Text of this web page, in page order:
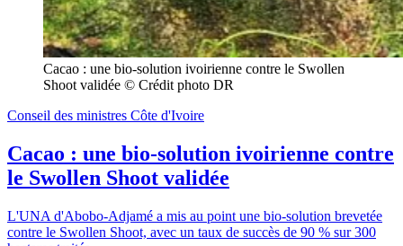
Cacao : une bio-solution ivoirienne contre le Swollen
Shoot validée © Crédit photo DR
Conseil des ministres Côte d'Ivoire
Cacao : une bio-solution ivoirienne contre
le Swollen Shoot validée
L'UNA d'Abobo-Adjamé a mis au point une bio-solution brevetée
contre le Swollen Shoot, avec un taux de succès de 90 % sur 300